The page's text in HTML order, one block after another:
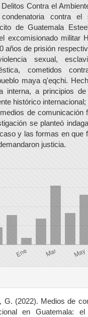
Contra el
contra el
de Guatemala
excomisionado militar
años de prisión
sexual,
cometidos
maya q'eqchi.
interna, a principios
histórico
de comunicación
se planteó
y las formas en que
justicia.
G. (2022). Medios de
en Guatemala: